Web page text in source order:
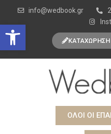
Open toolbar
info@wedbook.gr
ΚΑΤΑΧΩΡΗΣΗ
ΟΛΟΙ ΟΙ